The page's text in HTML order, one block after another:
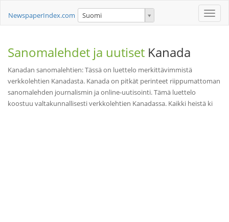
Toggle
NewspaperIndex.com Suomi
Sanomalehdet ja uutiset Kanada
Kanadan sanomalehtien: Tässä on luettelo merkittävimmistä
verkkolehtien Kanadasta. Kanada on pitkät perinteet riippumattoman
sanomalehden journalismin ja online-uutisointi. Tämä luettelo
koostuu valtakunnallisesti verkkolehtien Kanadassa. Kaikki heistä ki